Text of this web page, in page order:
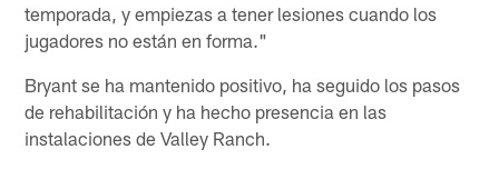
temporada, y empiezas a tener lesiones cuando los
jugadores no están en forma."
Bryant se ha mantenido positivo, ha seguido los pasos
de rehabilitación y ha hecho presencia en las
instalaciones de Valley Ranch.